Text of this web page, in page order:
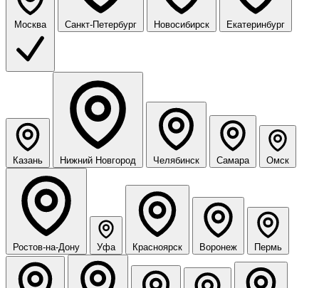
Москва Санкт-Петербург Новосибирск Екатеринбург
Казань Нижний Новгород Челябинск Самара Омск
Ростов-на-Дону Уфа Красноярск Воронеж Пермь